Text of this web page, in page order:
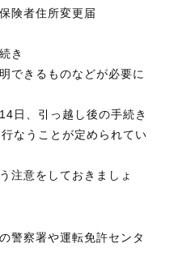
険者住所変更届
き
できるものなどが必要に
日、引っ越し後の手続き
なうことが定められてい
注意をしておきましょ
警察署や運転免許センタ